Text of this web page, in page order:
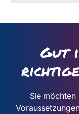
Gut
Sie